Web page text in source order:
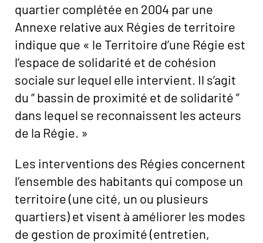
quartier complétée en 2004 par une
Annexe relative aux Régies de territoire
indique que « le Territoire d’une Régie est
l’espace de solidarité et de cohésion
sociale sur lequel elle intervient. Il s’agit
du “ bassin de proximité et de solidarité ”
dans lequel se reconnaissent les acteurs
de la Régie. »
Les interventions des Régies concernent
l’ensemble des habitants qui compose un
territoire (une cité, un ou plusieurs
quartiers) et visent à améliorer les modes
de gestion de proximité (entretien,